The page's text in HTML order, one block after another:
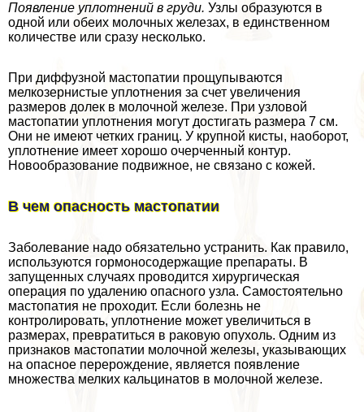
Появление уплотнений в гpyди. Узлы образуются в
одной или обеих молочных железах, в единственном
количестве или сразу несколько.
При диффузной мастопатии прощупываются
мелкозернистые уплотнения за счет увеличения
размеров долек в молочной железе. При узловой
мастопатии уплотнения могут достигать размера 7 см.
Они не имеют четких границ. У крупной кисты, наоборот,
уплотнение имеет хорошо очерченный контур.
Новообразование подвижное, не связано с кожей.
В чем опасность мастопатии
Заболевание надо обязательно устранить. Как правило,
используются гормоносодержащие препараты. В
запущенных случаях проводится хирургическая
операция по удалению опасного узла. Самостоятельно
мастопатия не проходит. Если болезнь не
контролировать, уплотнение может увеличиться в
размерах, превратиться в paковую опухоль. Одним из
признаков мастопатии молочной железы, указывающих
на опасное перерождение, является появление
множества мелких кальцинатов в молочной железе.